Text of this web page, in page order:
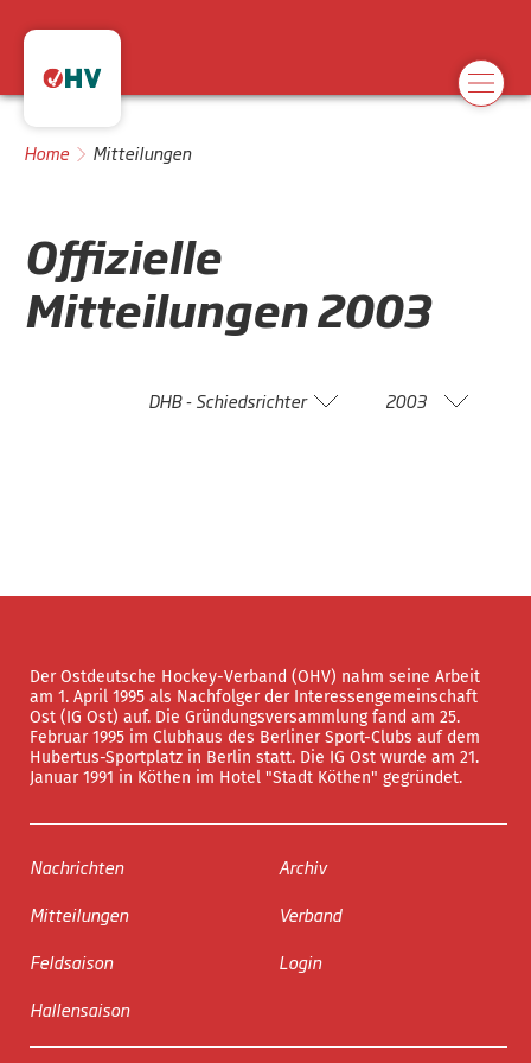
Home Mitteilungen
Offizielle
Mitteilungen2003
DHB - Schiedsrichter 2003
Der Ostdeutsche Hockey-Verband (OHV) nahm seine Arbeit
am 1. April 1995 als Nachfolger der Interessengemeinschaft
Ost (IG Ost) auf. Die Gründungsversammlung fand am 25.
Februar 1995 im Clubhaus des Berliner Sport-Clubs auf dem
Hubertus-Sportplatz in Berlin statt. Die IG Ost wurde am 21.
Januar 1991 in Köthen im Hotel "Stadt Köthen" gegründet.
Nachrichten
Mitteilungen
Feldsaison
Hallensaison
Archiv
Verband
Login